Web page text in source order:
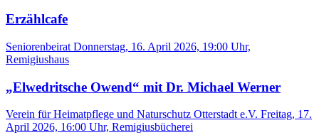
Erzählcafe
Seniorenbeirat Donnerstag, 16. April 2026, 19:00 Uhr,
Remigiushaus
„Elwedritsche Owend“ mit Dr. Michael Werner
Verein für Heimatpflege und Naturschutz Otterstadt e.V. Freitag, 17.
April 2026, 16:00 Uhr, Remigiusbücherei